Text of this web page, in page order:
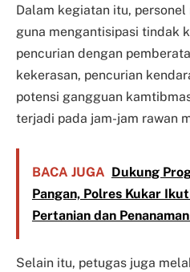
Dalam kegiatan itu,
guna mengantisipasi tindak
pencurian dengan
kekerasan, pencurian
potensi gangguan
terjadi pada jam-jam rawan
BACA JUGA Dukung
Pangan, Polres Kukar
Pertanian dan
Selain itu, petugas juga